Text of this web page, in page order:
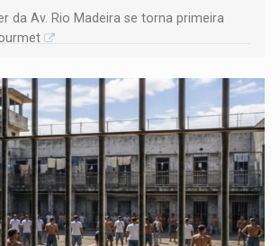
da Av. Rio Madeira se torna primeira